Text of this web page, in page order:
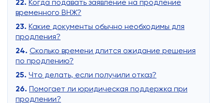
Когда подавать заявление на продление
временного ВНЖ?
Какие документы обычно необходимы для
продления?
Сколько времени длится ожидание решения
по продлению?
Что делать, если получили отказ?
Помогает ли юридическая поддержка при
продлении?